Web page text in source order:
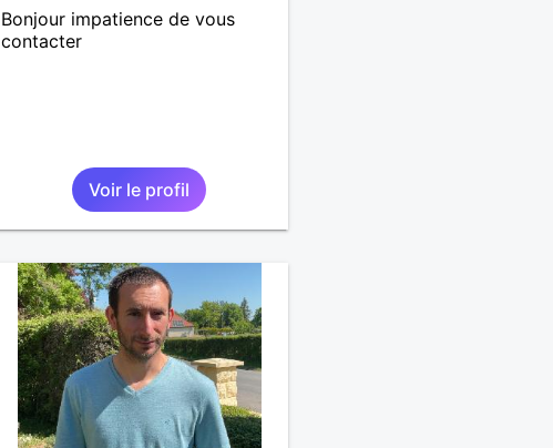
Bonjour impatience de vous
contacter
Voir le profil